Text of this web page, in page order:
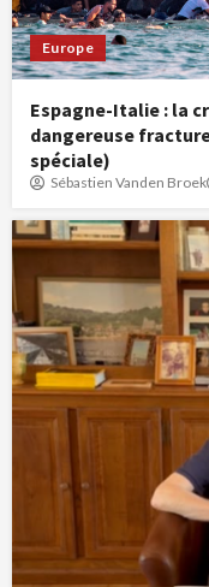
Europe
Espagne-Italie : la
dangereuse
spéciale)
Sébastien Vanden Broek